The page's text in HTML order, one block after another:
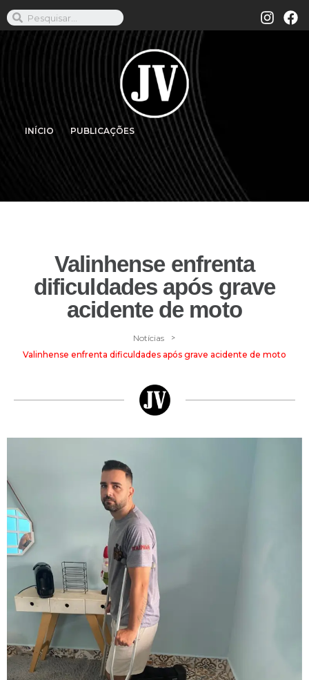
INÍCIO PUBLICAÇÕES
Valinhense enfrenta
dificuldades após grave
acidente de moto
Notícias >
Valinhense enfrenta dificuldades após grave acidente de moto